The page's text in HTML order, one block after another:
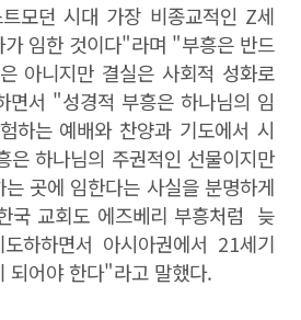
모던 시대 가장 비종교적인 Z세
가 임한 것이다"라며 "부흥은 반드
아니지만 결실은 사회적 성화로
면서 "성경적 부흥은 하나님의 임
하는 예배와 찬양과 기도에서 시
은 하나님의 주권적인 선물이지만
곳에 임한다는 사실을 분명하게
국 교회도 에즈베리 부흥처럼 늦
하하면서 아시아권에서 21세기
되어야 한다"라고 말했다.